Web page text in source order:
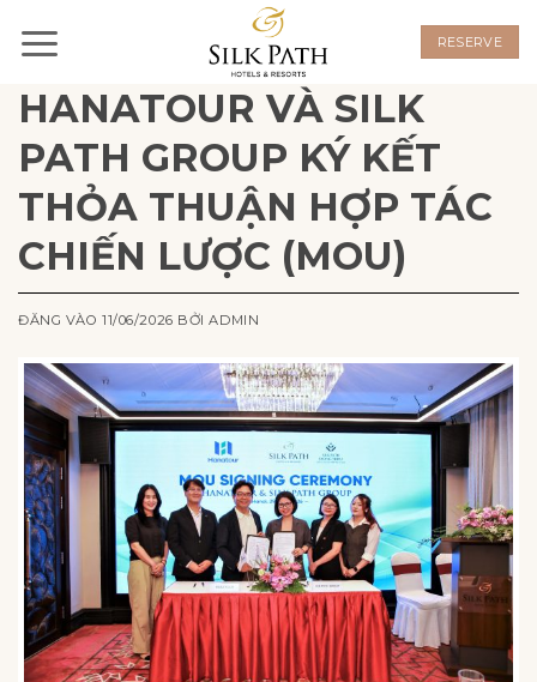
qua
dung
RESERVE
HANATOUR VÀ SILK
PATH GROUP KÝ KẾT
THỎA THUẬN HỢP TÁC
CHIẾN LƯỢC (MOU)
ĐĂNG VÀO11/06/2026 BỞIADMIN